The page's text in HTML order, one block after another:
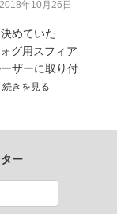
2018年10月26日
めていた
グ用スフィア
ザーに取り付
続きを見る
ー